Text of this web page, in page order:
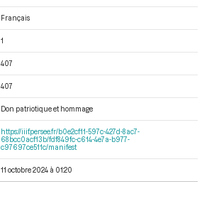
Français
1
407
407
Don patriotique et hommage
https://iiif.persee.fr/b0e2cf11-597c-427d-8ac7-
68bcc0acf13b/fdf849fc-c614-4e7a-b977-
c97697ce511c/manifest
11 octobre 2024 à 01:20